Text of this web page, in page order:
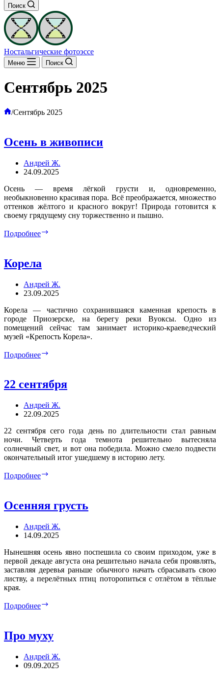
Поиск
Ностальгические фотоэссе
Меню Поиск
Сентябрь 2025
Главная
/Сентябрь 2025
Осень в живописи
Андрей Ж.
24.09.2025
Осень — время лёгкой грусти и, одновременно,
необыкновенно красивая пора. Всё преображается, множество
оттенков жёлтого и красного вокруг! Природа готовится к
своему грядущему сну торжественно и пышно.
Подробнее
Корела
Андрей Ж.
23.09.2025
Корела — частично сохранившаяся каменная крепость в
городе Приозерске, на берегу реки Вуоксы. Одно из
помещений сейчас там занимает историко-краеведческий
музей «Крепость Корела».
Подробнее
22 сентября
Андрей Ж.
22.09.2025
22 сентября сего года день по длительности стал равным
ночи. Четверть года темнота решительно вытесняла
солнечный свет, и вот она победила. Можно смело подвести
окончательный итог ушедшему в историю лету.
Подробнее
Осенняя грусть
Андрей Ж.
14.09.2025
Нынешняя осень явно поспешила со своим приходом, уже в
первой декаде августа она решительно начала себя проявлять,
заставляя деревья раньше обычного начать сбрасывать свою
листву, а перелётных птиц поторопиться с отлётом в тёплые
края.
Подробнее
Про муху
Андрей Ж.
09.09.2025